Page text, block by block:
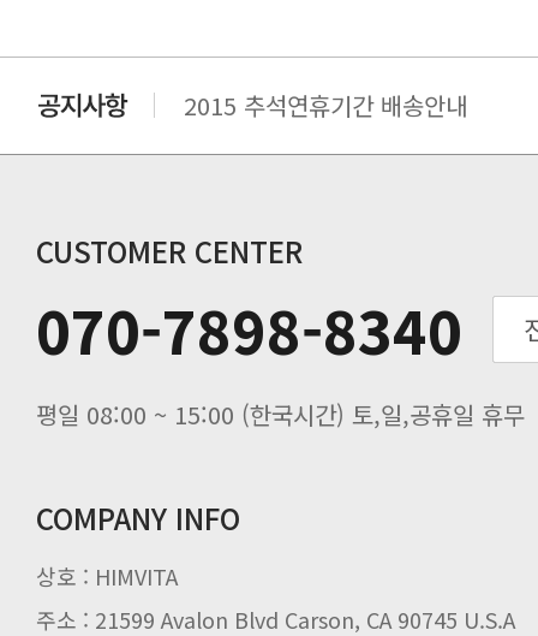
2015 추석연휴기간 배송안내
추수감사절 배송안내
추석기간 배송안내
노동절(9월3일) 배송업무 안내
입금 고객님을 찾습니다.
CUSTOMER CENTER
070-7898-8340
평일 08:00 ~ 15:00 (한국시간) 토,일,공휴일 휴무
COMPANY INFO
상호 : HIMVITA
주소 : 21599 Avalon Blvd Carson, CA 90745 U.S.A